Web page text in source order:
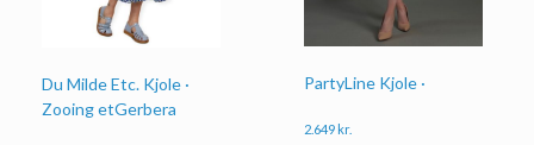
Du Milde Etc. Kjole ·
Zooing etGerbera
PartyLine Kjole ·
2.649 kr.